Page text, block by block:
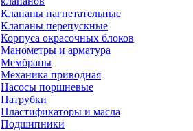
Клапаны нагнетательные
Клапаны перепускные
Корпуса окрасочных блоков
Манометры и арматура
Мембраны
Механика приводная
Насосы поршневые
Патрубки
Пластификаторы и масла
Подшипники